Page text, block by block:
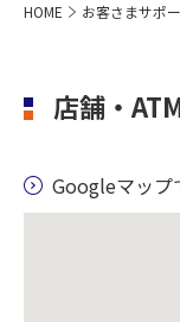
HOME お客さまサポ
店舗・
Googleマップ